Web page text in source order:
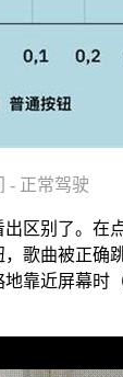
- 正常驾驶
区别了。在
歌曲被正确
地靠近屏幕时